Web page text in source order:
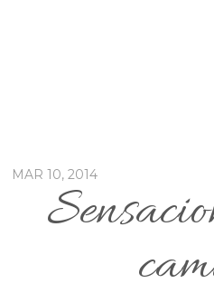
MAR 10, 2014